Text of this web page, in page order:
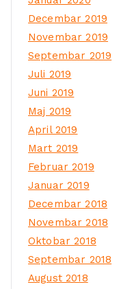
Decembar 2019
Novembar 2019
Septembar 2019
Juli 2019
Juni 2019
Maj 2019
April 2019
Mart 2019
Februar 2019
Januar 2019
Decembar 2018
Novembar 2018
Oktobar 2018
Septembar 2018
August 2018